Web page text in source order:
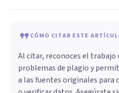
CÓMO CITAR ESTE
Al citar, reconoces el
problemas de plagio y
a las fuentes originales